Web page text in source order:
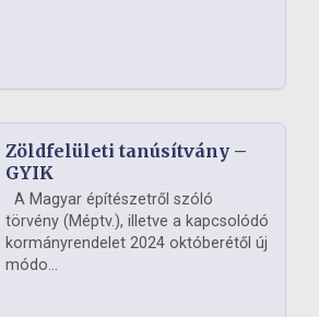
Zöldfelületi tanúsítvány –
GYIK
A Magyar építészetről szóló
törvény (Méptv.), illetve a kapcsolódó
kormányrendelet 2024 októberétől új
módo...